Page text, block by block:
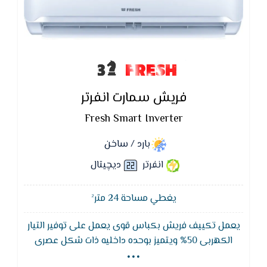
FRESH
فريش سمارت انفرتر
Fresh Smart Inverter
بارد / ساخن
انفرتر
ديچيتال
يغطي مساحة 24 متر²
يعمل تكييف فريش بكباس قوى يعمل على توفير التيار
الكهربى 50% ويتميز بوحده داخليه ذات شكل عصرى
وجذاب يناسب جميع الازواق ويوجد بها شاشة ليد لمعرفه
...